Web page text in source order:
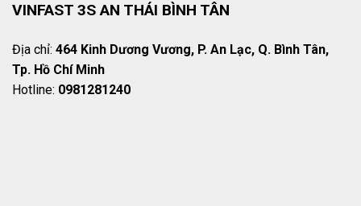
VINFAST 3S AN THÁI BÌNH TÂN
Địa chỉ: 464 Kinh Dương Vương, P. An Lạc, Q. Bình Tân,
Tp. Hồ Chí Minh
Hotline: 0981281240